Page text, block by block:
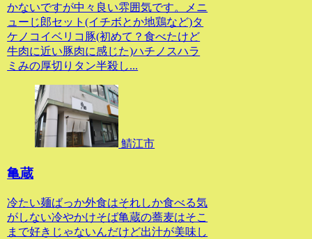
かないですが中々良い雰囲気です。メニ
ューじ郎セット(イチボとか地鶏など)タ
ケノコイベリコ豚(初めて？食べたけど
牛肉に近い豚肉に感じた)ハチノスハラ
ミみの厚切りタン半殺し...
鯖江市
亀蔵
冷たい麺ばっか外食はそれしか食べる気
がしない冷やかけそば亀蔵の蕎麦はそこ
まで好きじゃないんだけど出汁が美味し